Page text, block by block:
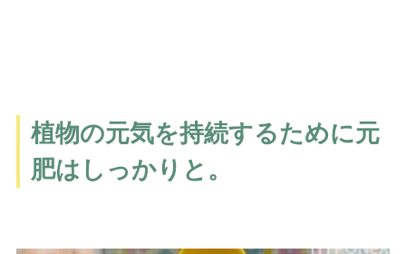
植物の元気を持続するために元
肥はしっかりと。